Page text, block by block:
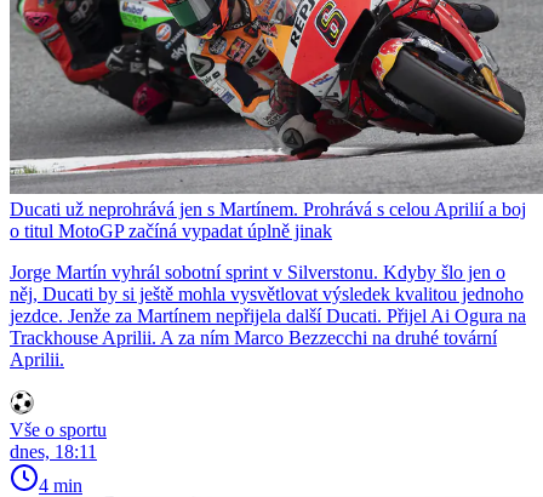
Ducati už neprohrává jen s Martínem. Prohrává s celou Aprilií a boj
o titul MotoGP začíná vypadat úplně jinak
Jorge Martín vyhrál sobotní sprint v Silverstonu. Kdyby šlo jen o
něj, Ducati by si ještě mohla vysvětlovat výsledek kvalitou jednoho
jezdce. Jenže za Martínem nepřijela další Ducati. Přijel Ai Ogura na
Trackhouse Aprilii. A za ním Marco Bezzecchi na druhé tovární
Aprilii.
Vše o sportu
dnes, 18:11
4 min